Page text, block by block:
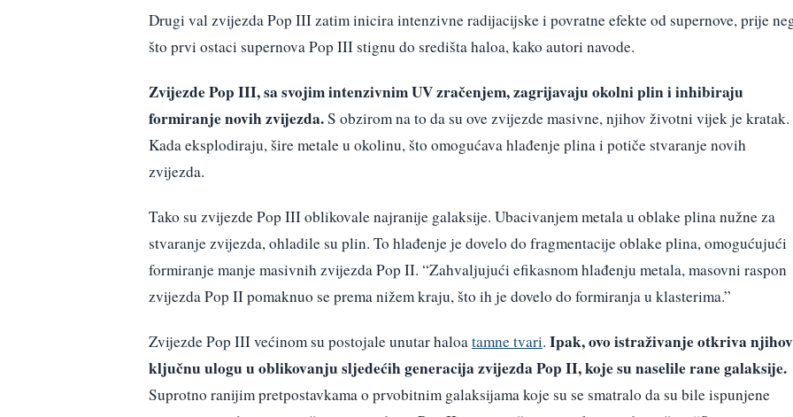
Drugi val zvijezda Pop III zatim inicira intenzivne radijacijske i povratne efekte od supernove, prije
što prvi ostaci supernova Pop III stignu do središta haloa, kako autori navode.
Zvijezde Pop III, sa svojim intenzivnim UV zračenjem, zagrijavaju okolni plin i inhibiraju
formiranje novih zvijezda.S obzirom na to da su ove zvijezde masivne, njihov životni vijek je kratak.
Kada eksplodiraju, šire metale u okolinu, što omogućava hlađenje plina i potiče stvaranje novih
zvijezda.
Tako su zvijezde Pop III oblikovale najranije galaksije. Ubacivanjem metala u oblake plina nužne za
stvaranje zvijezda, ohladile su plin. To hlađenje je dovelo do fragmentacije oblake plina, omogućujući
formiranje manje masivnih zvijezda Pop II. “Zahvaljujući efikasnom hlađenju metala, masovni raspon
zvijezda Pop II pomaknuo se prema nižem kraju, što ih je dovelo do formiranja u klasterima.”
Zvijezde Pop III većinom su postojale unutar haloatamne tvari. Ipak, ovo istraživanje otkriva
ključnu ulogu u oblikovanju sljedećih generacija zvijezda Pop II, koje su naselile rane galaksije.
Suprotno ranijim pretpostavkama o prvobitnim galaksijama koje su se smatralo da su bile ispunjene